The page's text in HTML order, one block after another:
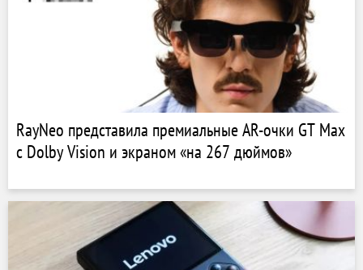
RayNeo представила премиальные AR-очки GT Max
с Dolby Vision и экраном «на 267 дюймов»